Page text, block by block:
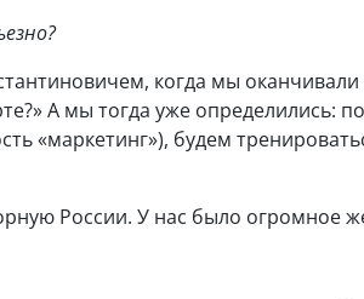
когда мы
А мы тогда уже
«маркетинг»), будем
России. У нас было огромное